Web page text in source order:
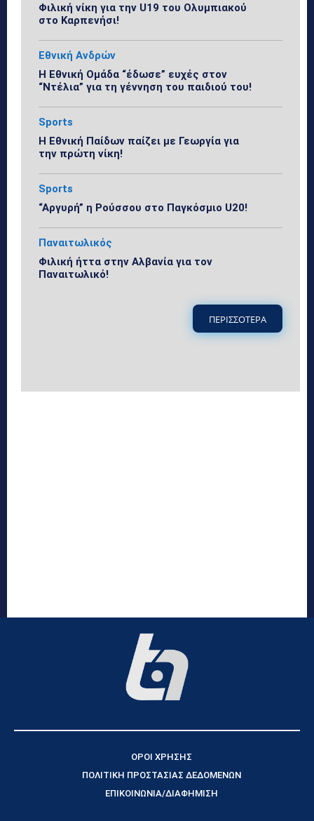
Φιλική νίκη για την U19 του Ολυμπιακού
στο Καρπενήσι!
Εθνική Ανδρών
Η Εθνική Ομάδα “έδωσε” ευχές στον
“Ντέλια” για τη γέννηση του παιδιού του!
Sports
Η Εθνική Παίδων παίζει με Γεωργία για
την πρώτη νίκη!
Sports
“Αργυρή” η Ρούσσου στο Παγκόσμιο U20!
Παναιτωλικός
Φιλική ήττα στην Αλβανία για τον
Παναιτωλικό!
ΠΕΡΙΣΣΟΤΕΡΑ
ΟΡΟΙ ΧΡΗΣΗΣ
ΠΟΛΙΤΙΚΗ ΠΡΟΣΤΑΣΙΑΣ ΔΕΔΟΜΕΝΩΝ
ΕΠΙΚΟΙΝΩΝΙΑ/ΔΙΑΦΗΜΙΣΗ